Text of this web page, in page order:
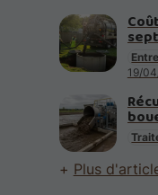
19/
Plus